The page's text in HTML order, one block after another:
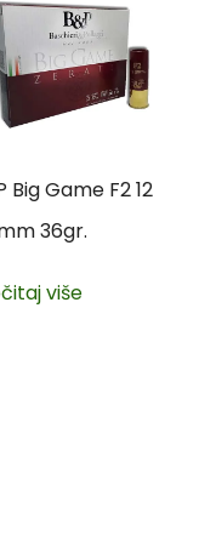
Big Game F2 12
36gr.
više